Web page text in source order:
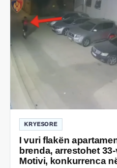
KRYESORE
I vuri flakën
brenda, arrestohet
Motivi, konkurrenca